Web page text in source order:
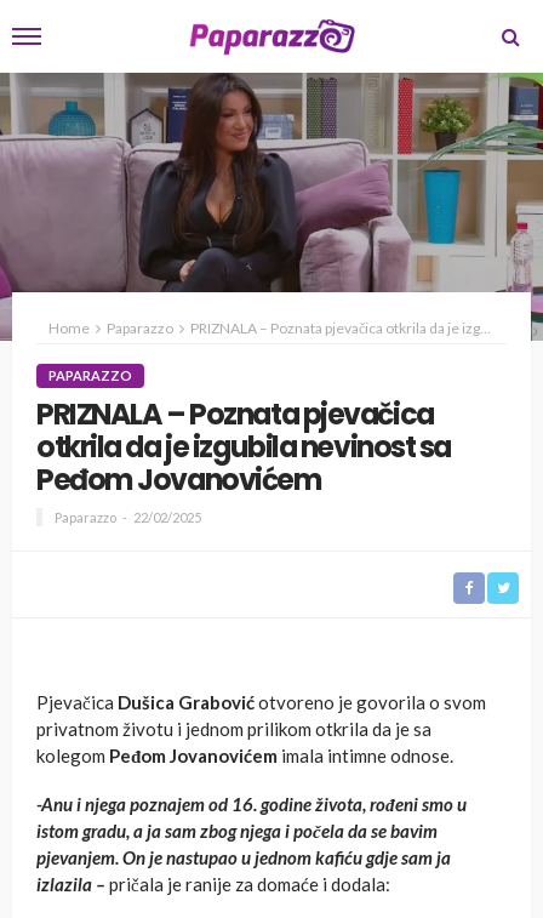
Home Paparazzo PRIZNALA – Poznata pjevačica otkrila da je izgubila nevinost sa Peđom Jovanovićem
PAPARAZZO
PRIZNALA – Poznata pjevačica
otkrila da je izgubila nevinost sa
Peđom Jovanovićem
Paparazzo 22/02/2025
Pjevačica Dušica Grabovićotvoreno je govorila o svom
privatnom životu i jednom prilikom otkrila da je sa
kolegom Peđom Jovanovićem imala intimne odnose.
-Anu i njega poznajem od 16. godine života, rođeni smo u
istom gradu, a ja sam zbog njega i počela da se bavim
pjevanjem. On je nastupao u jednom kafiću gdje sam ja
izlazila – pričala je ranije za domaće i dodala: